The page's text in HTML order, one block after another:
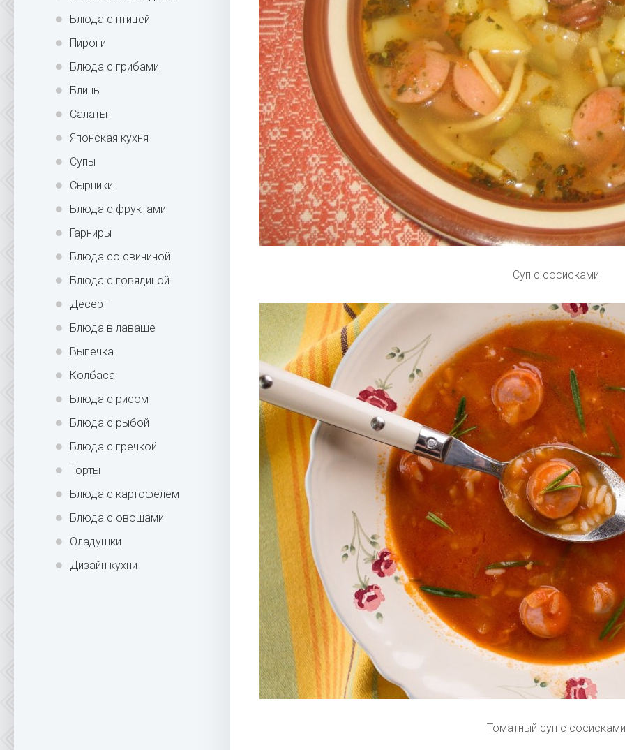
Блюда с птицей
Пироги
Блюда с грибами
Блины
Салаты
Японская кухня
Супы
Сырники
Блюда с фруктами
Гарниры
Блюда со свининой
Блюда с говядиной
Десерт
Блюда в лаваше
Выпечка
Колбаса
Блюда с рисом
Блюда с рыбой
Блюда с гречкой
Торты
Блюда с картофелем
Блюда с овощами
Оладушки
Дизайн кухни
Суп с сосисками
Томатный суп с сосисками